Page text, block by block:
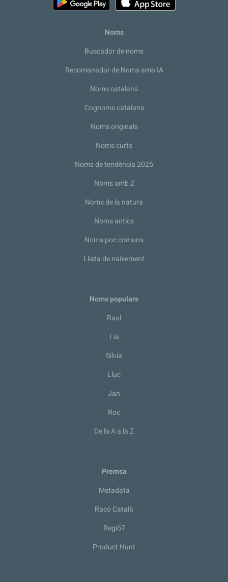
Noms
Buscador de noms
Recomanador de Noms amb IA
Noms catalans
Cognoms catalans
Noms originals
Noms curts
Noms de tendència 2025
Noms amb Z
Noms de la natura
Noms antics
Noms poc comuns
Llista de naixement
Noms populars
Raul
Lia
Sílvia
Lluc
Jan
Roc
De la A a la Z
Premsa
Metadata
Racó Català
Regió7
Product Hunt